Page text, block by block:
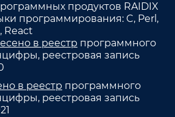
продуктов RAIDIX
программирования: C, Perl,
React
в реестр программного
реестровая запись
в реестр программного
реестровая запись